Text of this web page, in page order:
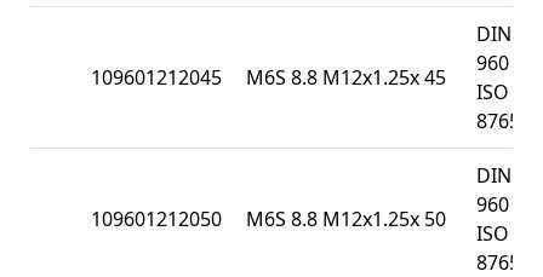
109601212045 M6S 8.8 M12x1.25x 45
DIN
960 /
ISO
8765
109601212050 M6S 8.8 M12x1.25x 50
DIN
960 /
ISO
8765